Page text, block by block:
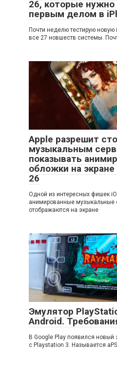
26, которые нужно
первым делом в
Почти неделю тестирую новую
все 27 новшеств системы.
Apple разрешит
музыкальным
показывать
обложки на экране
26
Одной из интересных фишек
анимированные музыкальные
отображаются на экране
Эмулятор
Android.
В Google Play появился новый
с Playstation 3. Называется